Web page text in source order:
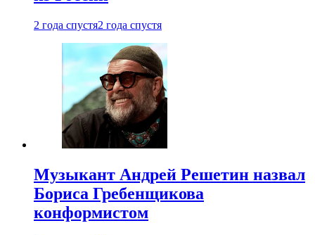
2 года спустя2 года спустя
Музыкант Андрей Решетин назвал
Бориса Гребенщикова
конформистом